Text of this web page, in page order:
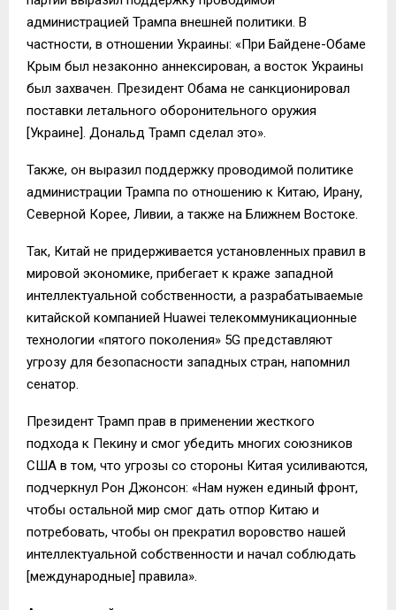
администрацией Трампа внешней политики. В
частности, в отношении Украины: «При Байдене-Обаме
Крым был незаконно аннексирован, а восток Украины
был захвачен. Президент Обама не санкционировал
поставки летального оборонительного оружия
[Украине]. Дональд Трамп сделал это».
Также, он выразил поддержку проводимой политике
администрации Трампа по отношению к Китаю, Ирану,
Cеверной Корее, Ливии, а также на Ближнем Востоке.
Так, Китай не придерживается установленных правил в
мировой экономике, прибегает к краже западной
интеллектуальной собственности, а разрабатываемые
китайской компанией Huawei телекоммуникационные
технологии «пятого поколения» 5G представляют
угрозу для безопасности западных стран, напомнил
сенатор.
Президент Трамп прав в применении жесткого
подхода к Пекину и смог убедить многих союзников
США в том, что угрозы со стороны Китая усиливаются,
подчеркнул Рон Джонсон: «Нам нужен единый фронт,
чтобы остальной мир смог дать отпор Китаю и
потребовать, чтобы он прекратил воровство нашей
интеллектуальной собственности и начал соблюдать
[международные] правила».